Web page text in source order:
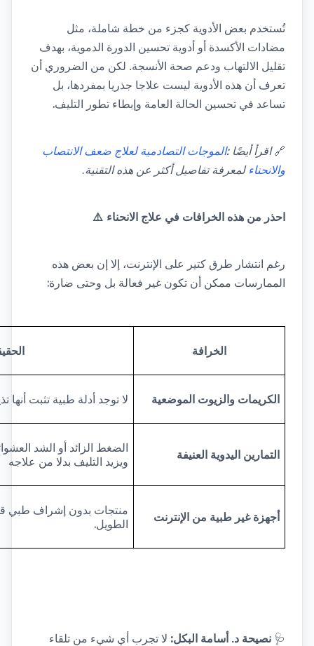
تساعد في تحسين الحالة العامة وإبطاء تطور التليف.
🔗 اقرأ أيضًا :
والانحناء لمعرفة تفاصيل أكثر عن هذه التقنية.
احذر من هذه الخرافات في علاج الانحناء ⚠️
الممارسات ممكن أن تكون غير فعالة بل وحتى ضارة:
الخرافة
الكريمات والزيوت الموضعية لا توجد أدلة طبية تثبت أنها
التمارين اليدوية العنيفة
ويزيد التليف بدلا من علاجه
أجهزة غير طبية من الإنترنت
الطويل.
🩺 نصيحة د. أسامة البكل: